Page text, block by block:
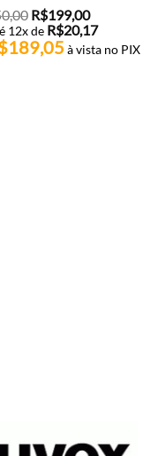
O
preço
original
era:
R$250,00.
R$199,00O
preço
atual
é:
R$199,00.
12x de R$20,17
189,05 à vista no PIX